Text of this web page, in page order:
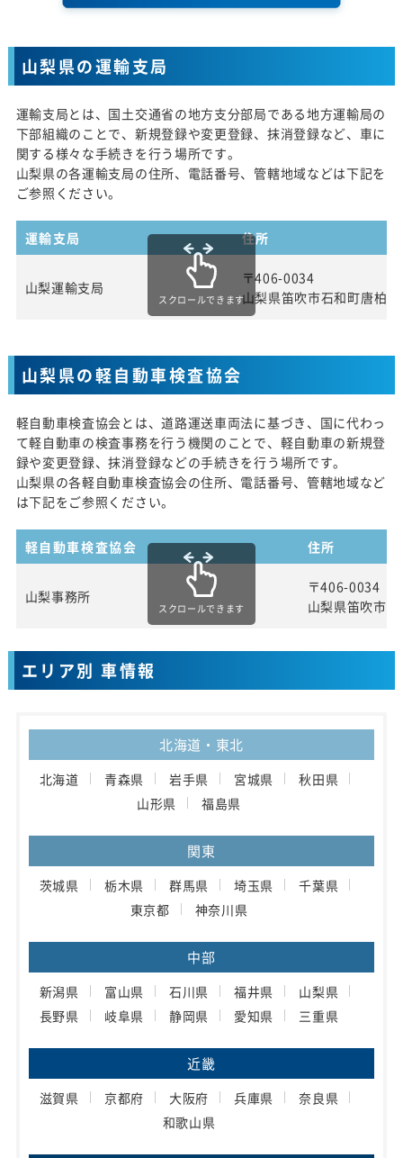
山梨県の運輸支局
運輸支局とは、国土交通省の地方支分部局である地方運輸局の
下部組織のことで、新規登録や変更登録、抹消登録など、車に
関する様々な手続きを行う場所です。
山梨県の各運輸支局の住所、電話番号、管轄地域などは下記を
ご参照ください。
運輸支局 住所
山梨運輸支局
〒406-0034
山梨県笛吹市石和町唐柏
スクロールできます
山梨県の軽自動車検査協会
軽自動車検査協会とは、道路運送車両法に基づき、国に代わっ
て軽自動車の検査事務を行う機関のことで、軽自動車の新規登
録や変更登録、抹消登録などの手続きを行う場所です。
山梨県の各軽自動車検査協会の住所、電話番号、管轄地域など
は下記をご参照ください。
軽自動車検査協会 住所
山梨事務所
〒406-0034
山梨県笛吹市
スクロールできます
エリア別 車情報
北海道・東北
北海道 青森県 岩手県 宮城県
秋田県
山形県
福島県
関東
茨城県 栃木県 群馬県 埼玉県
千葉県
東京都
神奈川県
中部
新潟県 富山県 石川県 福井県
山梨県
長野県
岐阜県 静岡県 愛知県 三重県
近畿
滋賀県 京都府 大阪府 兵庫県
奈良県
和歌山県